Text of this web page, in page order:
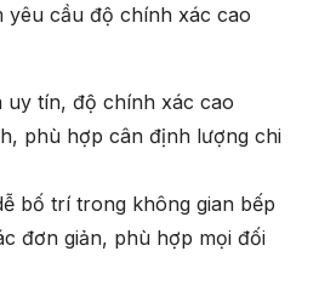
yêu cầu độ chính xác cao
uy tín, độ chính xác cao
phù hợp cân định lượng chi
bố trí trong không gian bếp
đơn giản, phù hợp mọi đối